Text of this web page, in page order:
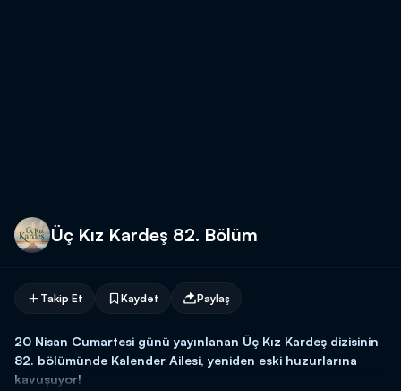
Üç Kız Kardeş 82. Bölüm
Takip Et Kaydet Paylaş
20 Nisan Cumartesi günü yayınlanan Üç Kız Kardeş dizisinin
82. bölümünde Kalender Ailesi, yeniden eski huzurlarına
kavuşuyor!